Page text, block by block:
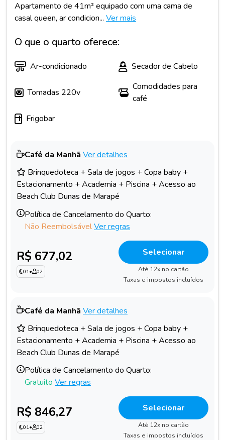
Apartamento de 41m² equipado com uma cama de
casal queen, ar condicion... Ver mais
O que o quarto oferece:
Ar-condicionado Secador de Cabelo
Tomadas 220v
Comodidades para
café
Frigobar
Café da Manhã Ver detalhes
Brinquedoteca + Sala de jogos + Copa baby +
Estacionamento + Academia + Piscina + Acesso ao
Beach Club Dunas de Marapé
Política de Cancelamento do Quarto:
Não ReembolsávelVer regras
R$ 677,02
01• 02
Selecionar
Até 12x no cartão
Taxas e impostos incluídos
Café da Manhã Ver detalhes
Brinquedoteca + Sala de jogos + Copa baby +
Estacionamento + Academia + Piscina + Acesso ao
Beach Club Dunas de Marapé
Política de Cancelamento do Quarto:
Gratuito Ver regras
R$ 846,27
01• 02
Selecionar
Até 12x no cartão
Taxas e impostos incluídos